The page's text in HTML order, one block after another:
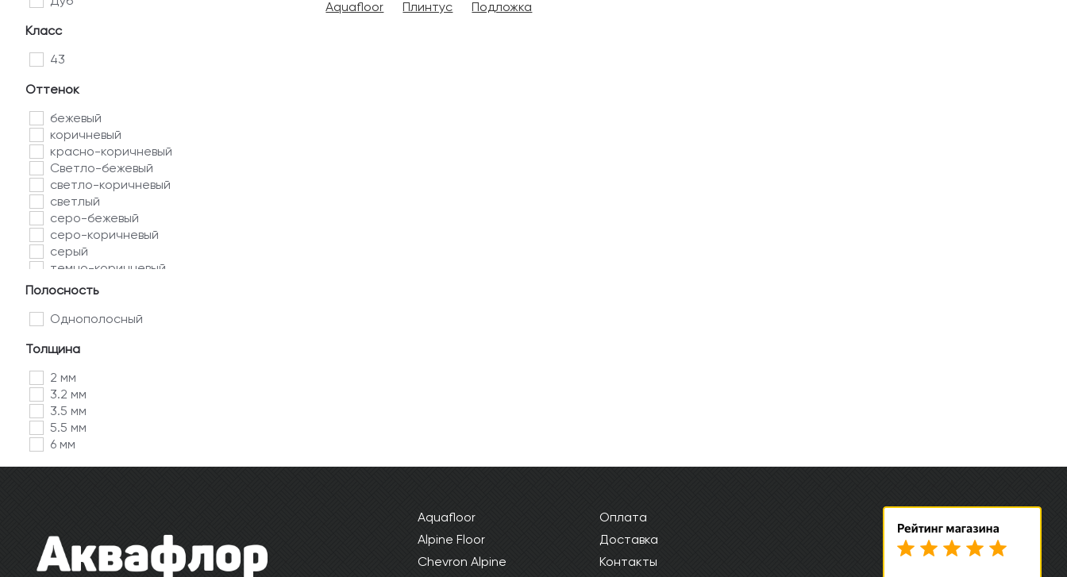
Класс
43
Оттенок
бежевый
коричневый
красно-коричневый
Светло-бежевый
светло-коричневый
светлый
серо-бежевый
серо-коричневый
серый
темно-коричневый
тёмно-серый
Полосность
Однополосный
Толщина
2 мм
3.2 мм
3.5 мм
5.5 мм
6 мм
Aquafloor Плинтус Подложка
Aquafloor
Alpine Floor
Chevron Alpine
Оплата
Доставка
Контакты